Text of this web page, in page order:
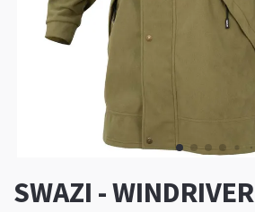
SWAZI - WINDRIVER